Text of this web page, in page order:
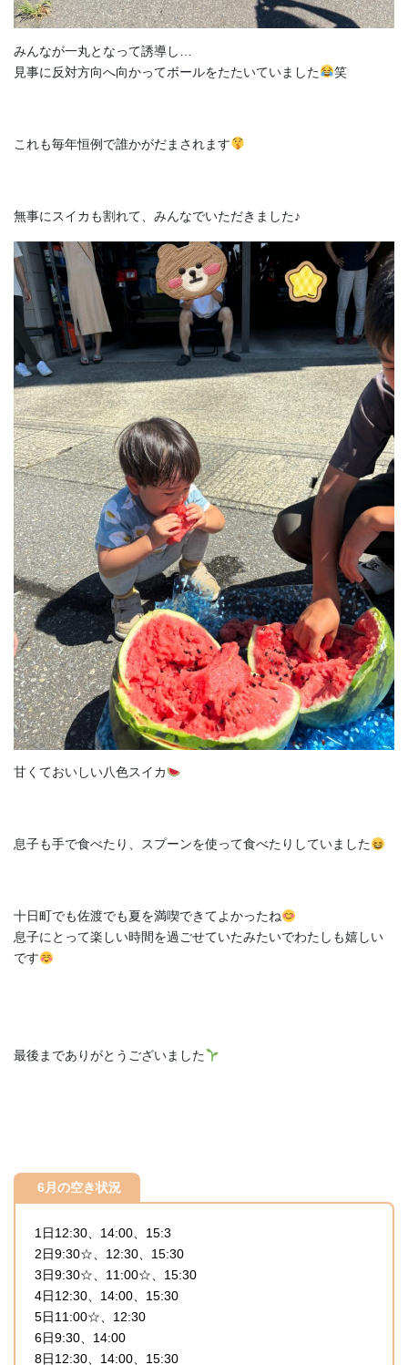
みんなが一丸となって誘導し…
見事に反対方向へ向かってボールをたたいていました
笑
これも毎年恒例で誰かがだまされます
無事にスイカも割れて、みんなでいただきました♪
甘くておいしい八色スイカ
息子も手で食べたり、スプーンを使って食べたりしていました
十日町でも佐渡でも夏を満喫できてよかったね
息子にとって楽しい時間を過ごせていたみたいでわたしも嬉しい
です
最後までありがとうございました
6月の空き状況
1日12:30、14:00、15:3
2日9:30☆、12:30、15:30
3日9:30☆、11:00☆、15:30
4日12:30、14:00、15:30
5日11:00☆、12:30
6日9:30、14:00
8日12:30、14:00、15:30